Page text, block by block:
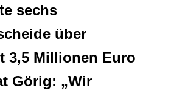
sechs
über
3,5 Millionen Euro
Görig: „Wir